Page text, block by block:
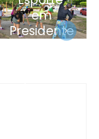
em
Presidente
Figueiredo